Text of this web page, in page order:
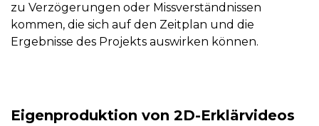
zu Verzögerungen oder Missverständnissen
kommen, die sich auf den Zeitplan und die
Ergebnisse des Projekts auswirken können.
Eigenproduktion von 2D-Erklärvideos